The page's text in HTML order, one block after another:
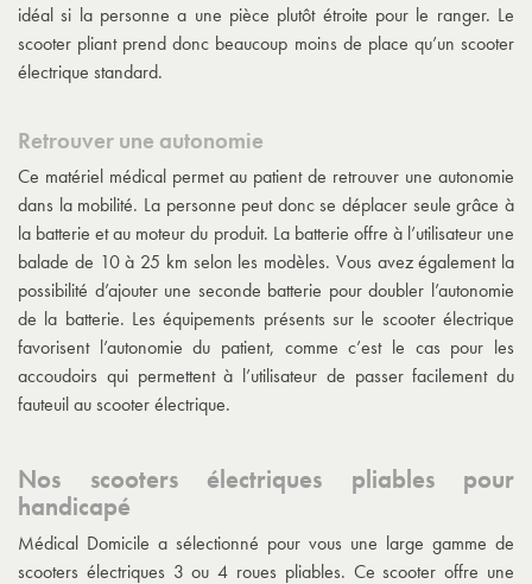
idéal si la personne a une pièce plutôt étroite pour le ranger. Le
scooter pliant prend donc beaucoup moins de place qu’un scooter
électrique standard.
Retrouver une autonomie
Ce matériel médical permet au patient de retrouver une autonomie
dans la mobilité. La personne peut donc se déplacer seule grâce à
la batterie et au moteur du produit. La batterie offre à l’utilisateur une
balade de 10 à 25 km selon les modèles. Vous avez également la
possibilité d’ajouter une seconde batterie pour doubler l’autonomie
de la batterie. Les équipements présents sur le scooter électrique
favorisent l’autonomie du patient, comme c’est le cas pour les
accoudoirs qui permettent à l’utilisateur de passer facilement du
fauteuil au scooter électrique.
Nos scooters électriques pliables pour
handicapé
Médical Domicile a sélectionné pour vous une large gamme de
scooters électriques 3 ou 4 roues pliables. Ce scooter offre une